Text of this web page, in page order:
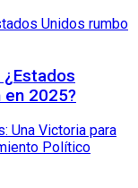
en 2025?